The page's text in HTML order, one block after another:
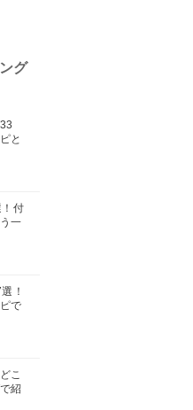
グ
と
！付
一
！
で
こ
紹